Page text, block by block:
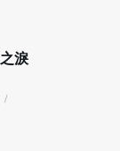
淚
/